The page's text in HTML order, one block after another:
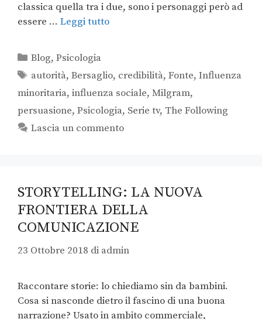
classica quella tra i due, sono i personaggi però ad
essere … Leggi tutto
Blog,Psicologia
autorità,Bersaglio, credibilità,Fonte,Influenza
minoritaria, influenza sociale, Milgram,
persuasione, Psicologia, Serie tv, The Following
Lascia un commento
STORYTELLING: LA NUOVA
FRONTIERA DELLA
COMUNICAZIONE
23 Ottobre 2018 di admin
Raccontare storie: lo chiediamo sin da bambini.
Cosa si nasconde dietro il fascino di una buona
narrazione? Usato in ambito commerciale,